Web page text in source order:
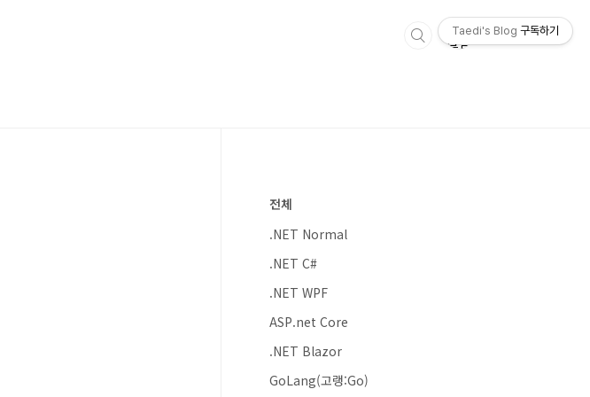
전체
.NET Normal
.NET C#
.NET WPF
ASP.net Core
.NET Blazor
GoLang(고랭:Go)
Taedi's Blog 구독하기